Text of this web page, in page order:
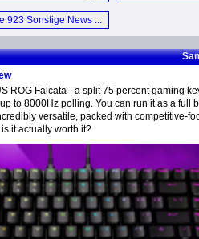
923 Sonstige News ...
ROG Falcata - a split 75 percent gaming
to 8000Hz polling. You can run it as a full
versatile, packed with competitive-
it actually worth it?